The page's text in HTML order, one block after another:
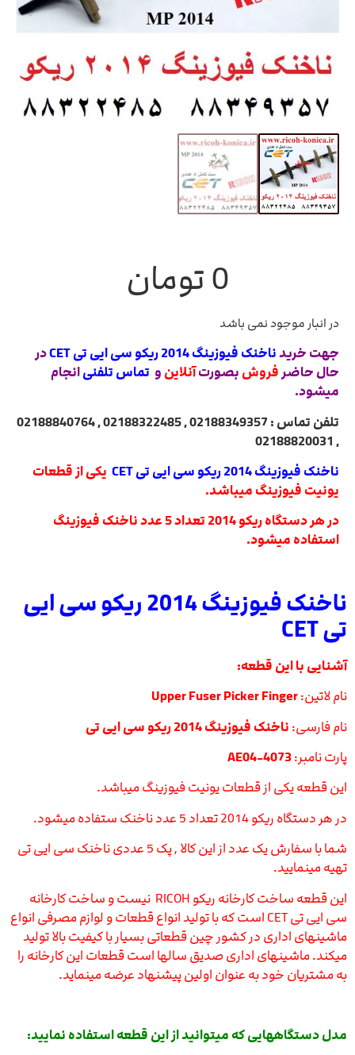
0تومان
در انبار موجود نمی باشد
جهت خریدناخنک فیوزینگ 2014 ریکو سی ایی تی CET
در
حال حاضرفروش بصورتآنلاین و تماس تلفنیانجام
میشود.
تلفن تماس : 02188349357 , 02188322485 , 02188840764
, 02188820031
ناخنک فیوزینگ 2014 ریکو سی ایی تی CET
یکی از قطعات
یونیت فیوزینگ میباشد.
در هر دستگاه ریکو 2014 تعداد 5 عدد ناخنک فیوزینگ
استفاده میشود.
ناخنک فیوزینگ 2014 ریکو سی ایی
تی CET
آشنایی با این قطعه:
نام لاتین:Upper Fuser Picker Finger
نام فارسی: ناخنک فیوزینگ 2014 ریکو سی ایی تی
پارت نامبر:
این قطعه یکی از قطعات یونیت فیوزینگ میباشد.
در هر دستگاه ریکو 2014 تعداد 5 عدد ناخنک ستفاده میشود.
شما با سفارش یک عدد از این کالا , پک 5 عددی ناخنک سی ایی تی
تهیه مینمایید.
این قطعه ساخت کارخانه ریکو RICOH نیست و ساخت کارخانه
سی ایی تی CET است
که با تولید انواع قطعات و لوازم مصرفی انواع
ماشینهای اداری در کشور چین قطعاتی بسیار با کیفیت بالا تولید
میکند. ماشینهای اداری صدیق سالها است قطعات این کارخانه را
به مشتریان خود به عنوان اولین پیشنهاد عرضه مینماید.
مدل دستگاههایی که میتوانید از این قطعه استفاده نمایید: